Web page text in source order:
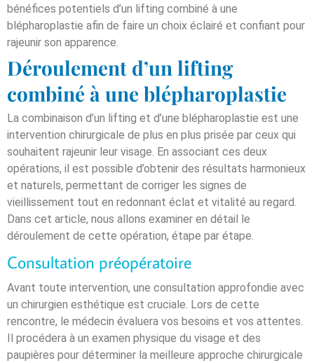
bénéfices potentiels d’un lifting combiné à une
blépharoplastie afin de faire un choix éclairé et confiant pour
rajeunir son apparence.
Déroulement d’un lifting
combiné à une blépharoplastie
La combinaison d’un lifting et d’une blépharoplastie est une
intervention chirurgicale de plus en plus prisée par ceux qui
souhaitent rajeunir leur visage. En associant ces deux
opérations, il est possible d’obtenir des résultats harmonieux
et naturels, permettant de corriger les signes de
vieillissement tout en redonnant éclat et vitalité au regard.
Dans cet article, nous allons examiner en détail le
déroulement de cette opération, étape par étape.
Consultation préopératoire
Avant toute intervention, une consultation approfondie avec
un chirurgien esthétique est cruciale. Lors de cette
rencontre, le médecin évaluera vos besoins et vos attentes.
Il procédera à un examen physique du visage et des
paupières pour déterminer la meilleure approche chirurgicale